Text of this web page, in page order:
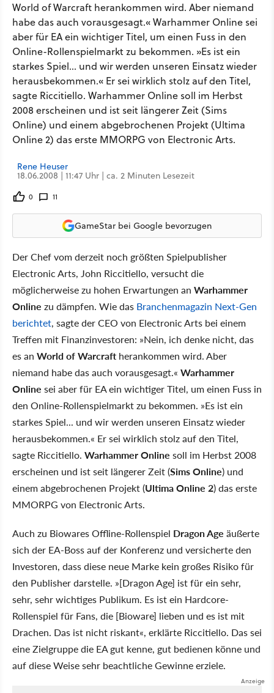
World of Warcraft herankommen wird. Aber niemand
habe das auch vorausgesagt.« Warhammer Online sei
aber für EA ein wichtiger Titel, um einen Fuss in den
Online-Rollenspielmarkt zu bekommen. »Es ist ein
starkes Spiel... und wir werden unseren Einsatz wieder
herausbekommen.« Er sei wirklich stolz auf den Titel,
sagte Riccitiello. Warhammer Online soll im Herbst
2008 erscheinen und ist seit längerer Zeit (Sims
Online) und einem abgebrochenen Projekt (Ultima
Online 2) das erste MMORPG von Electronic Arts.
Rene Heuser
18.06.2008 | 11:47 Uhr | ca. 2 Minuten Lesezeit
0 11
GameStar bei Google bevorzugen
Der Chef vom derzeit noch größten Spielpublisher
Electronic Arts, John Riccitiello, versucht die
möglicherweise zu hohen Erwartungen an Warhammer
Online zu dämpfen. Wie das Branchenmagazin Next-Gen
berichtet, sagte der CEO von Electronic Arts bei einem
Treffen mit Finanzinvestoren: »Nein, ich denke nicht, das
es an World of Warcraft herankommen wird. Aber
niemand habe das auch vorausgesagt.« Warhammer
Online sei aber für EA ein wichtiger Titel, um einen Fuss in
den Online-Rollenspielmarkt zu bekommen. »Es ist ein
starkes Spiel... und wir werden unseren Einsatz wieder
herausbekommen.« Er sei wirklich stolz auf den Titel,
sagte Riccitiello. Warhammer Online soll im Herbst 2008
erscheinen und ist seit längerer Zeit (Sims Online) und
einem abgebrochenen Projekt (Ultima Online 2) das erste
MMORPG von Electronic Arts.
Auch zu Biowares Offline-Rollenspiel Dragon Age äußerte
sich der EA-Boss auf der Konferenz und versicherte den
Investoren, dass diese neue Marke kein großes Risiko für
den Publisher darstelle. »[Dragon Age] ist für ein sehr,
sehr, sehr wichtiges Publikum. Es ist ein Hardcore-
Rollenspiel für Fans, die [Bioware] lieben und es ist mit
Drachen. Das ist nicht riskant«, erklärte Riccitiello. Das sei
eine Zielgruppe die EA gut kenne, gut bedienen könne und
auf diese Weise sehr beachtliche Gewinne erziele.